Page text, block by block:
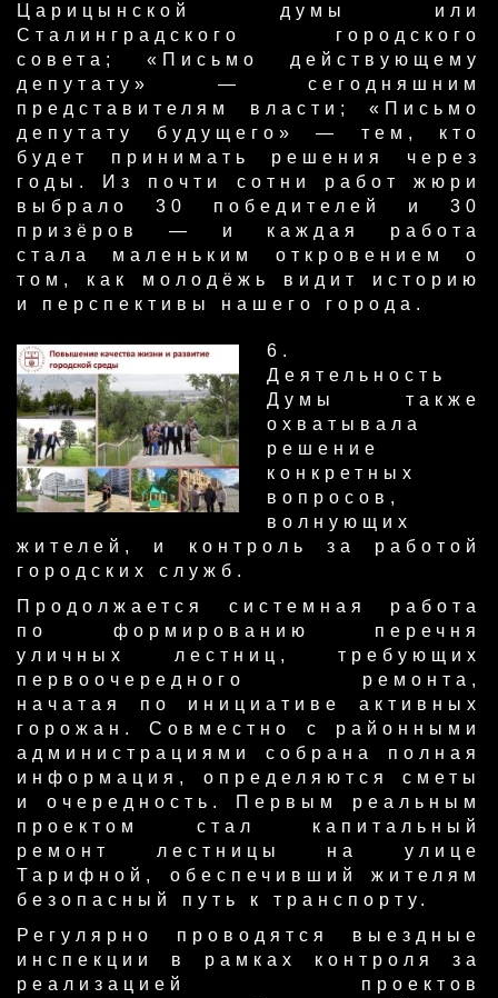
Царицынской думы или
Сталинградского городского
совета; «Письмо действующему
депутату» — сегодняшним
представителям власти; «Письмо
депутату будущего» — тем, кто
будет принимать решения через
годы. Из почти сотни работ жюри
выбрало 30 победителей и 30
призёров — и каждая работа
стала маленьким откровением о
том, как молодёжь видит историю
и перспективы нашего города.
​6.
Деятельность
Думы также
охватывала
решение
конкретных
вопросов,
волнующих
жителей, и контроль за работо​й
городских служб.
Продолжается системная работа
по формированию перечня
уличных лестниц, требующих
первоочередного ремонта,
начатая по инициативе активных
горожан. Совместно с районными
администрациями собрана полная
информация, определяются сметы
и очередность. Первым реальным
проектом стал капитальный
ремонт лестницы на улице
Тарифной, обеспечивший жителям
безопасный путь к транспорту.
Регулярно проводятся выездные
инспекции в рамках контроля за
реализацией проектов